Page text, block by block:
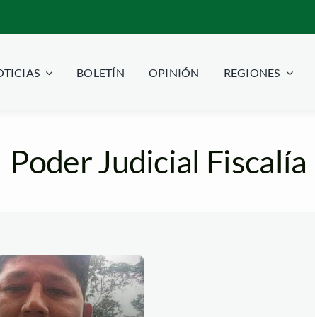
BOLETÍN OPINIÓN REGIONES
Poder Judicial Fiscalía